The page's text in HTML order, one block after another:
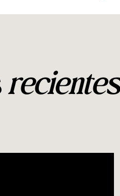
recientes